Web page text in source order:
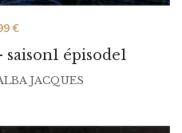
épisode1
€
JACQUES